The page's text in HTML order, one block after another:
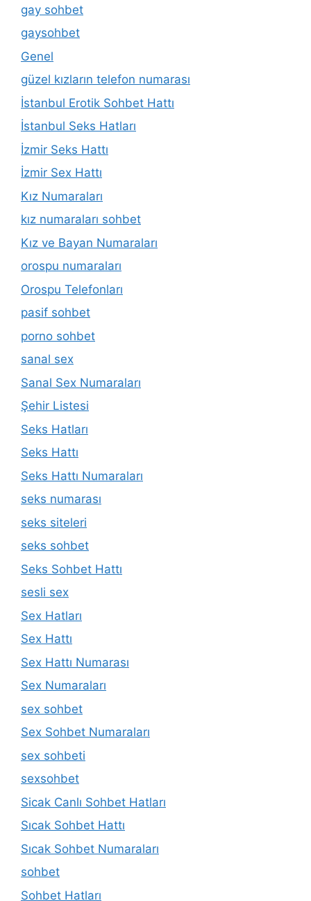
gay sohbet
gaysohbet
Genel
güzel kızların telefon numarası
İstanbul Erotik Sohbet Hattı
İstanbul Seks Hatları
İzmir Seks Hattı
İzmir Sex Hattı
Kız Numaraları
kız numaraları sohbet
Kız ve Bayan Numaraları
orospu numaraları
Orospu Telefonları
pasif sohbet
porno sohbet
sanal sex
Sanal Sex Numaraları
Şehir Listesi
Seks Hatları
Seks Hattı
Seks Hattı Numaraları
seks numarası
seks siteleri
seks sohbet
Seks Sohbet Hattı
sesli sex
Sex Hatları
Sex Hattı
Sex Hattı Numarası
Sex Numaraları
sex sohbet
Sex Sohbet Numaraları
sex sohbeti
sexsohbet
Sicak Canlı Sohbet Hatları
Sıcak Sohbet Hattı
Sıcak Sohbet Numaraları
sohbet
Sohbet Hatları